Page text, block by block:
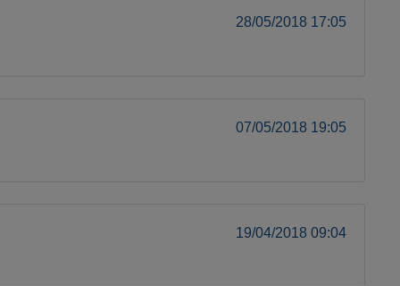
28/05/2018 17:05
07/05/2018 19:05
19/04/2018 09:04